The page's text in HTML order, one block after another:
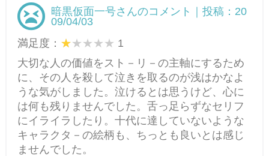
暗黒仮面一号さんのコメント｜投稿：20
09/04/03
満足度：
1
大切な人の価値をスト－リ－の主軸にするため
に、その人を殺して泣きを取るのが浅はかなよ
うな気がしました。泣けるとは思うけど、心に
は何も残りませんでした。舌っ足らずなセリフ
にイライラしたり。十代に達していないような
キャラクタ－の絵柄も、ちっとも良いとは感じ
ませんでした。